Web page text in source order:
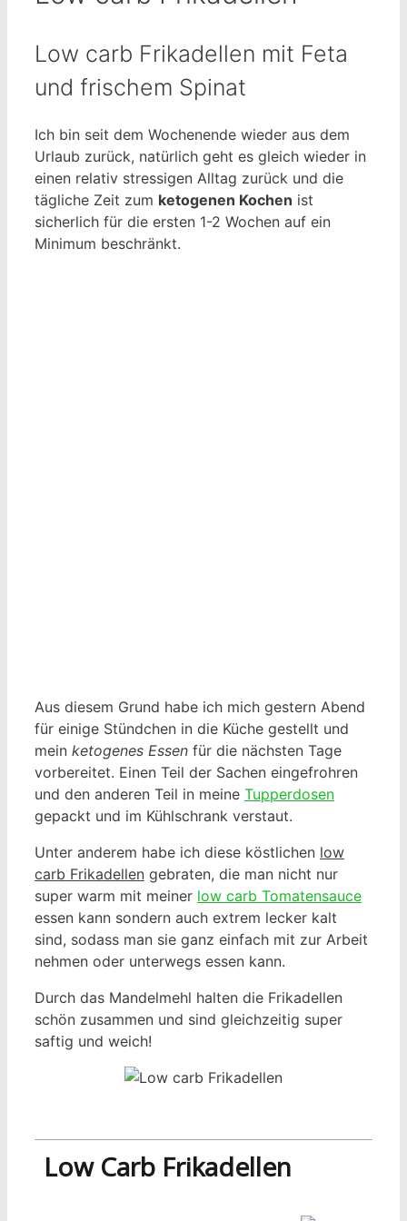
Low carb Frikadellen mit Feta
und frischem Spinat
Ich bin seit dem Wochenende wieder aus dem
Urlaub zurück, natürlich geht es gleich wieder in
einen relativ stressigen Alltag zurück und die
tägliche Zeit zum ketogenen Kochen ist
sicherlich für die ersten 1-2 Wochen auf ein
Minimum beschränkt.
Aus diesem Grund habe ich mich gestern Abend
für einige Stündchen in die Küche gestellt und
mein ketogenes Essen für die nächsten Tage
vorbereitet. Einen Teil der Sachen eingefrohren
und den anderen Teil in meine Tupperdosen
gepackt und im Kühlschrank verstaut.
Unter anderem habe ich diese köstlichen low
carb Frikadellen gebraten, die man nicht nur
super warm mit meiner low carb Tomatensauce
essen kann sondern auch extrem lecker kalt
sind, sodass man sie ganz einfach mit zur Arbeit
nehmen oder unterwegs essen kann.
Durch das Mandelmehl halten die Frikadellen
schön zusammen und sind gleichzeitig super
saftig und weich!
Low Carb Frikadellen